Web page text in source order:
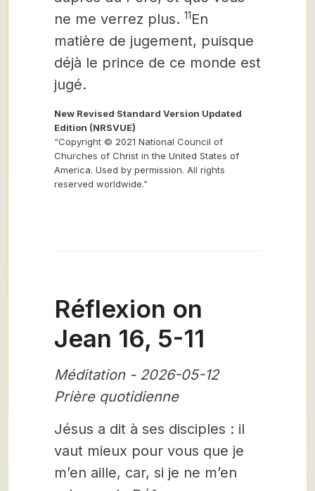
ne me verrez plus. 11En
matière de jugement, puisque
déjà le prince de ce monde est
jugé.
New Revised Standard Version Updated
Edition (NRSVUE)
“Copyright © 2021 National Council of
Churches of Christ in the United States of
America. Used by permission. All rights
reserved worldwide.”
Réflexion on
Jean 16, 5-11
Méditation - 2026-05-12
Prière quotidienne
Jésus a dit à ses disciples : il
vaut mieux pour vous que je
m’en aille, car, si je ne m’en